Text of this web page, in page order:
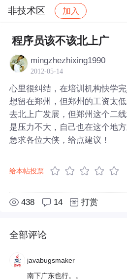
非技术区 加入
社区 非技术区 帖子详情
程序员该不该北上广
mingzhezhixing1990
2012-05-14
心里很纠结，在培训机构快学
想留在郑州，但郑州的工资太
去北上广发展，但郑州这个二
是压力不大，自己也在这个地
急求各位大侠，给点建议！
给本帖投票
438 14 打赏
全部评论
javabugsmaker
南下广东也行。。